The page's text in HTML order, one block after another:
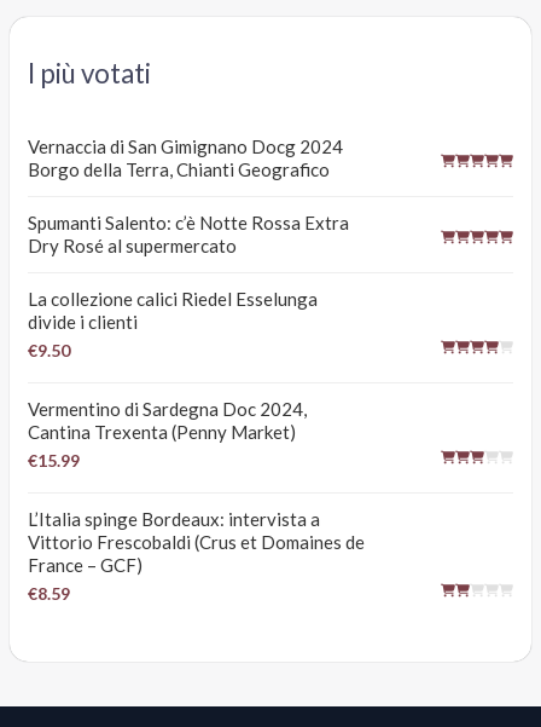
I più votati
Vernaccia di San Gimignano Docg 2024
Borgo della Terra, Chianti Geografico
Spumanti Salento: c’è Notte Rossa Extra
Dry Rosé al supermercato
La collezione calici Riedel Esselunga
divide i clienti
€9.50
Vermentino di Sardegna Doc 2024,
Cantina Trexenta (Penny Market)
€15.99
L’Italia spinge Bordeaux: intervista a
Vittorio Frescobaldi (Crus et Domaines de
France – GCF)
€8.59